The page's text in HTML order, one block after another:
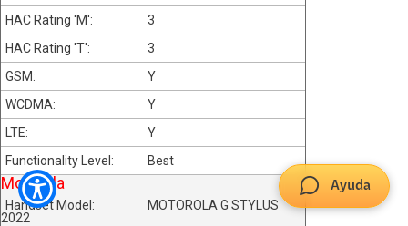
3
3
Y
Y
Y
Best
Motorola
MOTOROLA G STYLUS
2022
Ayuda